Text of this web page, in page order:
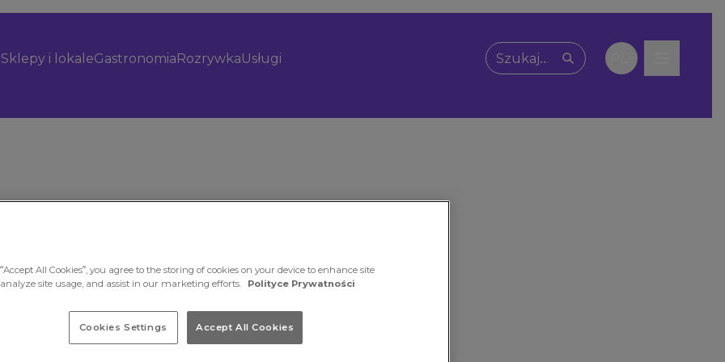
Sklepy i lokaleGastronomiaRozrywkaUsługi
Wpisz, czego szukasz
All Cookies”, you agree to the storing of cookies on your device to enhance site
site usage, and assist in our marketing efforts.
Polityce Prywatności
Cookies Settings Accept All Cookies